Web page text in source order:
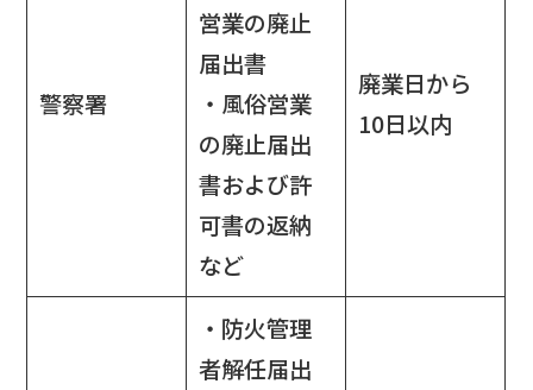
警察署
営業の廃止
届出書
・風俗営業
の廃止届出
書および許
可書の返納
など
廃業日から
10日以内
・防火管理
者解任届出